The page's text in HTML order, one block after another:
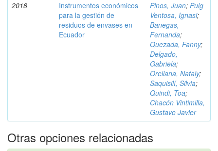
2018
Instrumentos económicos
para la gestión de
residuos de envases en
Ecuador
Pinos, Juan; Puig
Ventosa, Ignasi;
Banegas,
Fernanda;
Quezada, Fanny;
Delgado,
Gabriela;
Orellana, Nataly;
Saquisilí, Silvia;
Quindi, Toa;
Chacón Vintimilla,
Gustavo Javier
Otras opciones relacionadas